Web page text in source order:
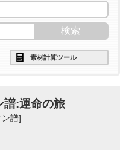
素材計算ツール
譜:運命の旅
譜]